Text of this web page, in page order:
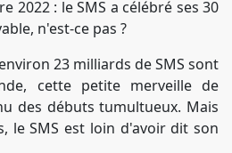
2022 : le SMS a célébré ses 30
n'est-ce pas ?
23 milliards de SMS sont
cette petite merveille de
des débuts tumultueux. Mais
le SMS est loin d'avoir dit son